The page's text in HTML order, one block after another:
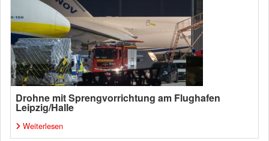
Drohne mit Sprengvorrichtung am Flughafen
Leipzig/Halle
Weiterlesen